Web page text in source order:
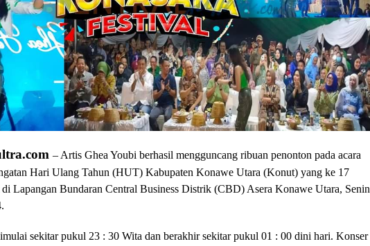
– Artis Ghea Youbi berhasil mengguncang ribuan penonton pada acara
Hari Ulang Tahun (HUT) Kabupaten Konawe Utara (Konut) yang ke 17
di Lapangan Bundaran Central Business Distrik (CBD) Asera Konawe Utara, Senin
sekitar pukul 23 : 30 Wita dan berakhir sekitar pukul 01 : 00 dini hari. Konser